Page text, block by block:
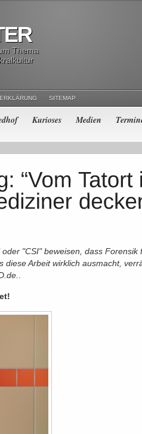
Thema
SITEMAP
Kurioses Medien
"CSI" beweisen, dass Forensik
diese Arbeit wirklich ausmacht,